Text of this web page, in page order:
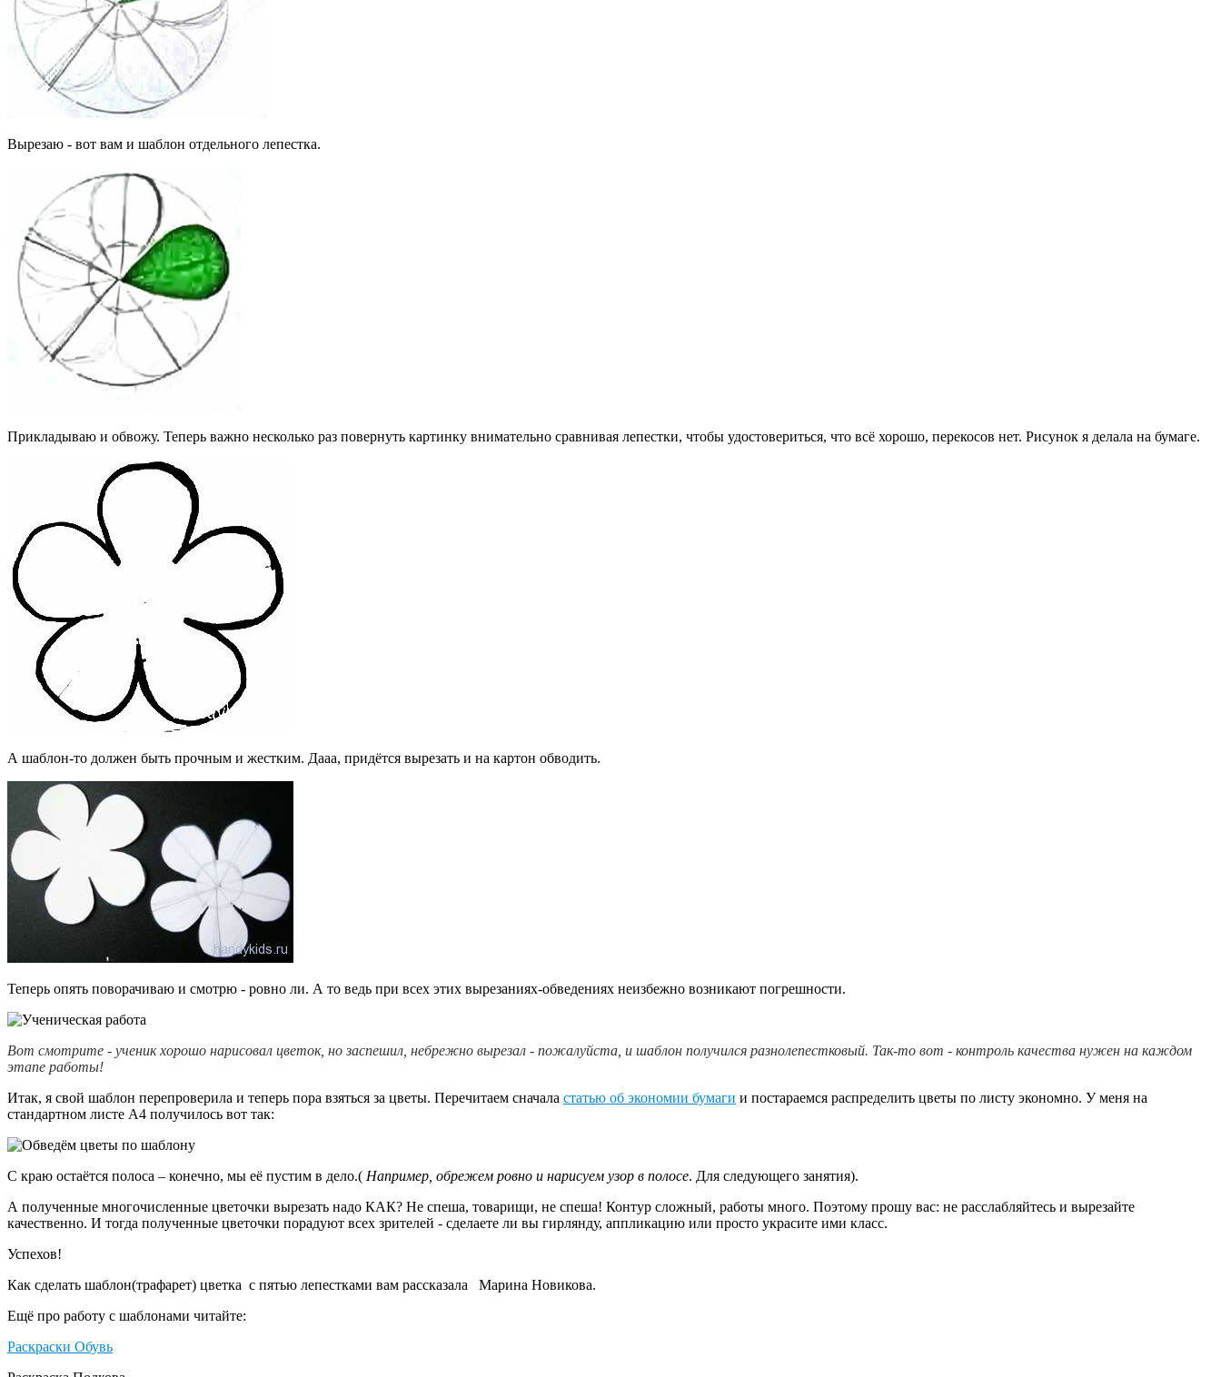
Вырезаю - вот вам и шаблон отдельного лепестка.
Прикладываю и обвожу. Теперь важно несколько раз повернуть картинку внимательно сравнивая лепестки, чтобы удостовериться, что всё хорошо, перекосов нет. Рисунок я делала на бумаге.
А шаблон-то должен быть прочным и жестким. Дааа, придётся вырезать и на картон обводить.
Теперь опять поворачиваю и смотрю - ровно ли. А то ведь при всех этих вырезаниях-обведениях неизбежно возникают погрешности.
Вот смотрите - ученик хорошо нарисовал цветок, но заспешил, небрежно вырезал - пожалуйста, и шаблон получился разнолепестковый. Так-то вот - контроль качества нужен на каждом
этапе работы!
Итак, я свой шаблон перепроверила и теперь пора взяться за цветы. Перечитаем сначала статью об экономии бумаги и постараемся распределить цветы по листу экономно. У меня на
стандартном листе А4 получилось вот так:
С краю остаётся полоса – конечно, мы её пустим в дело.( Например, обрежем ровно и нарисуем узор в полосе. Для следующего занятия).
А полученные многочисленные цветочки вырезать надо КАК? Не спеша, товарищи, не спеша! Контур сложный, работы много. Поэтому прошу вас: не расслабляйтесь и вырезайте
качественно. И тогда полученные цветочки порадуют всех зрителей - сделаете ли вы гирлянду, аппликацию или просто украсите ими класс.
Успехов!
Как сделать шаблон(трафарет) цветка с пятью лепестками вам рассказала Марина Новикова.
Ещё про работу с шаблонами читайте:
Раскраски Обувь